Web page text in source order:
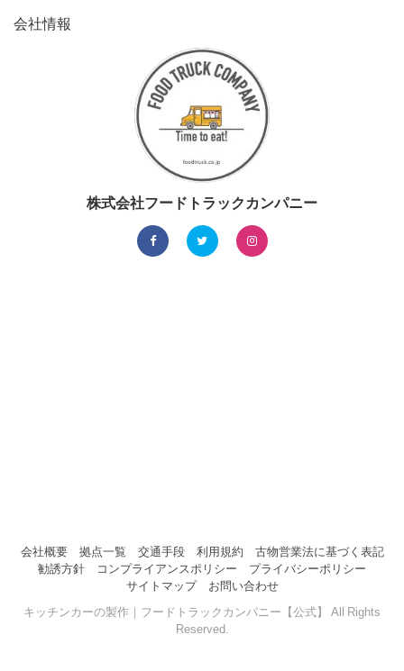
会社情報
株式会社フードトラックカンパニー
会社概要 拠点一覧 交通手段 利用規約
古物営業法に基づく表記
勧誘方針
コンプライアンスポリシー
プライバシーポリシー
サイトマップ
お問い合わせ
キッチンカーの製作｜フードトラックカンパニー【公式】 All Rights
Reserved.